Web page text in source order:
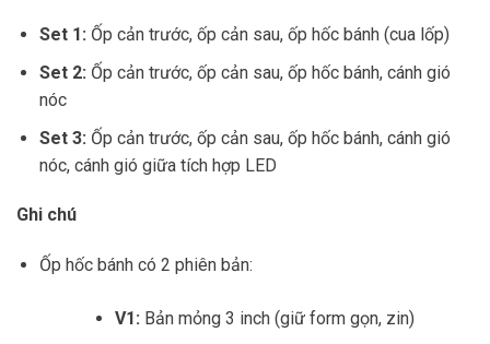
Set 1: Ốp cản trước, ốp cản sau, ốp hốc bánh (cua lốp)
Set 2: Ốp cản trước, ốp cản sau, ốp hốc bánh, cánh gió
nóc
Set 3: Ốp cản trước, ốp cản sau, ốp hốc bánh, cánh gió
nóc, cánh gió giữa tích hợp LED
Ghi chú
Ốp hốc bánh có 2 phiên bản:
V1: Bản mỏng 3 inch (giữ form gọn, zin)